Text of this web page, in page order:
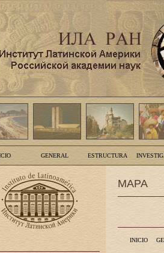
GENERAL ESTRUCTURA
MAPA
INICIO